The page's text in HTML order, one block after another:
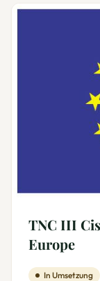
TNC III
Europe
In Umsetzung